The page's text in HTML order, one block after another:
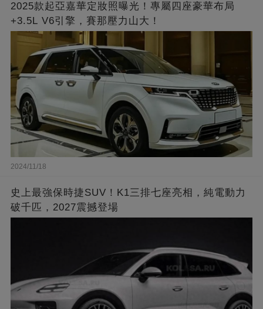
2025款起亞嘉華定妝照曝光！專屬四座豪華布局
+3.5L V6引擎，賽那壓力山大！
2024/11/18
史上最強保時捷SUV！K1三排七座亮相，純電動力
破千匹，2027震撼登場